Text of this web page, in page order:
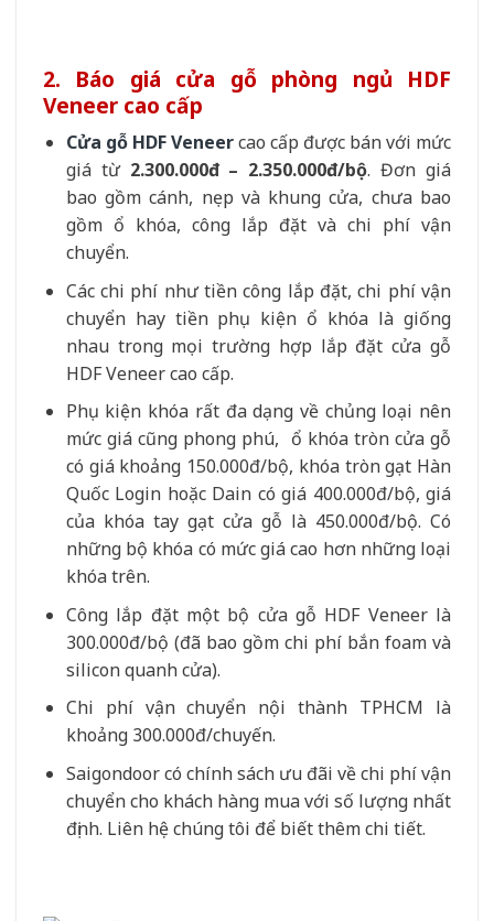
2. Báo giá cửa gỗ phòng ngủ HDF
Veneer cao cấp
Cửa gỗ HDF Veneercao cấp được bán với mức
giá từ 2.300.000đ – 2.350.000đ/bộ. Đơn giá
bao gồm cánh, nẹp và khung cửa, chưa bao
gồm ổ khóa, công lắp đặt và chi phí vận
chuyển.
Các chi phí như tiền công lắp đặt, chi phí vận
chuyển hay tiền phụ kiện ổ khóa là giống
nhau trong mọi trường hợp lắp đặt cửa gỗ
HDF Veneer cao cấp.
Phụ kiện khóa rất đa dạng về chủng loại nên
mức giá cũng phong phú, ổ khóa tròn cửa gỗ
có giá khoảng 150.000đ/bộ, khóa tròn gạt Hàn
Quốc Login hoặc Dain có giá 400.000đ/bộ, giá
của khóa tay gạt cửa gỗ là 450.000đ/bộ. Có
những bộ khóa có mức giá cao hơn những loại
khóa trên.
Công lắp đặt một bộ cửa gỗ HDF Veneer là
300.000đ/bộ (đã bao gồm chi phí bắn foam và
silicon quanh cửa).
Chi phí vận chuyển nội thành TPHCM là
khoảng 300.000đ/chuyến.
Saigondoor có chính sách ưu đãi về chi phí vận
chuyển cho khách hàng mua với số lượng nhất
định. Liên hệ chúng tôi để biết thêm chi tiết.